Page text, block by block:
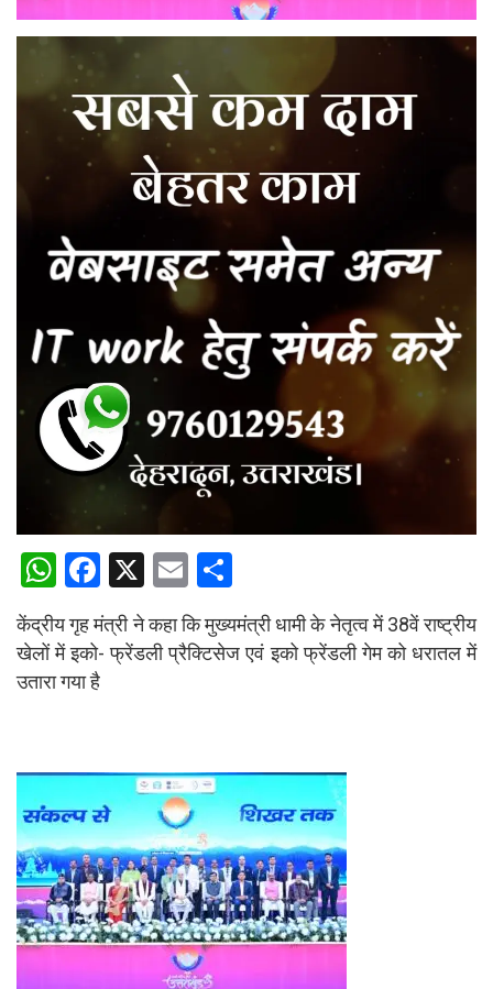
W
at
s
p
F
a
ce
b
k
X
E
m
ail
h
ar
केंद्रीय गृह मंत्री ने कहा कि मुख्यमंत्री धामी के नेतृत्व में 38वें राष्ट्रीय
खेलों में इको- फ्रेंडली प्रैक्टिसेज एवं इको फ्रेंडली गेम को धरातल में
उतारा गया है